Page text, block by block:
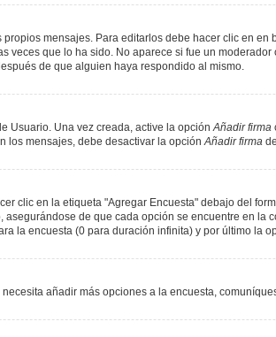
mensajes. Para editarlos debe hacer clic en en
veces que lo ha sido. No aparece si fue un
de que alguien haya respondido al mismo.
Usuario. Una vez creada, active la opciónAñadir firma
los mensajes, debe desactivar la opciónAñadir firma
clic en la etiqueta "Agregar Encuesta" debajo del
de que cada opción se encuentre en
la encuesta (0 para duración infinita) y por último la
añadir más opciones a la encuesta,